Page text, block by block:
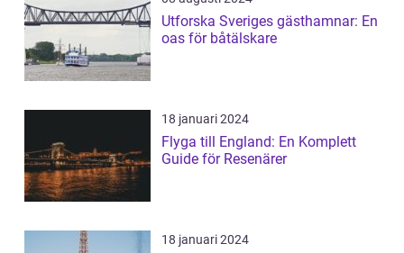
Utforska Sveriges gästhamnar: En
oas för båtälskare
18 januari 2024
Flyga till England: En Komplett
Guide för Resenärer
18 januari 2024